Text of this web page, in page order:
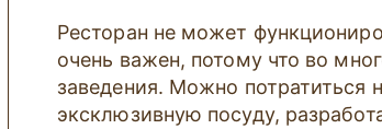
Ресторан не может
очень важен, потому что во
заведения. Можно потратиться
эксклюзивную посуду,